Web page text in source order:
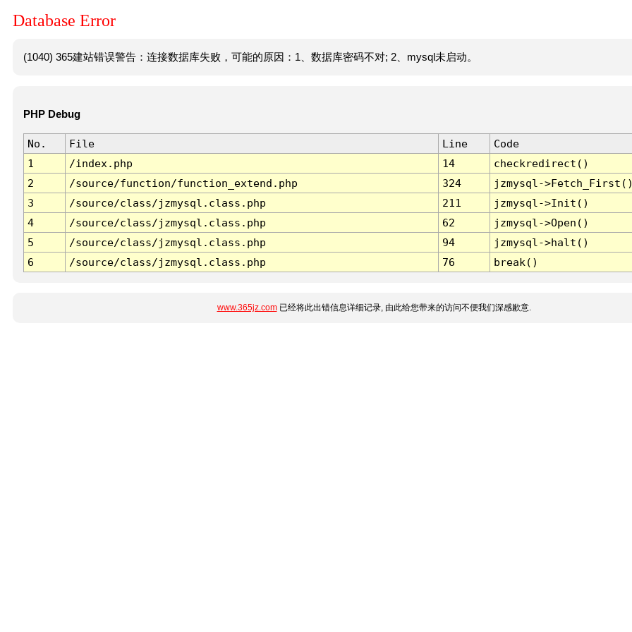
Database Error
(1040) 365建站错误警告：连接数据库失败，可能的原因：1、数据库密码不对; 2、mysql未启动。
PHP Debug
No. File Line
Code
1
/index.php 14
checkredirect()
2
/source/function/function_extend.php 324
jzmysql-
3
/source/class/jzmysql.class.php 211
jzmysql->Init()
4
/source/class/jzmysql.class.php 62
jzmysql->Open()
5
/source/class/jzmysql.class.php 94
jzmysql->halt()
6
/source/class/jzmysql.class.php 76 break()
www.365jz.com已经将此出错信息详细记录, 由此给您带来的访问不便我们深感歉意.